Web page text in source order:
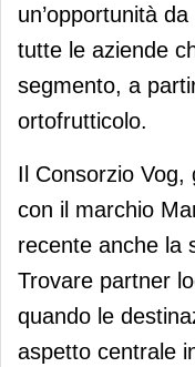
un’opportunità
tutte le aziende
segmento, a
ortofrutticolo.
Il Consorzio Vog,
con il marchio
recente anche la
Trovare partner
quando le
aspetto centrale